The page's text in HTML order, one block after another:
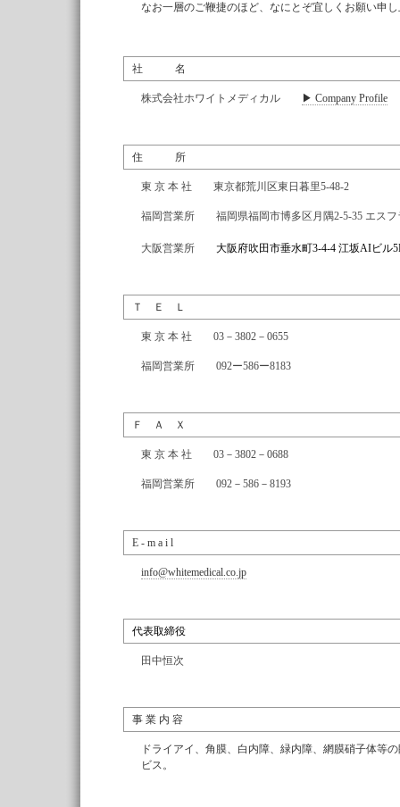
なお一層のご鞭捷のほど、なにとぞ宜しくお願い申
社 名
株式会社ホワイトメディカル ▶ Company Profile
住 所
東 京 本 社 東京都荒川区東日
福岡営業所 福岡県福岡市博多区月隅2-5-35 エ
大阪営業所 大阪府吹田市垂水町3-4-4
Ｔ Ｅ Ｌ
東 京 本 社 03－3802－0655
福岡営業所 092ー586ー8183
Ｆ Ａ Ｘ
東 京 本 社 03－3802－0688
福岡営業所 092－586－8193
E - m a i l
info@whitemedical.co.jp
代表取締役
田中恒次
事 業 内 容
ドライアイ、角膜、白内障、緑内障、網膜硝子体等
ビス。